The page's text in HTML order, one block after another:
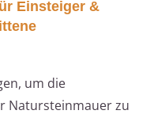
Einsteiger &
um die
Natursteinmauer zu